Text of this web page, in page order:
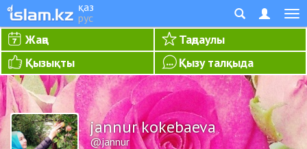
қаз
рус
Жаңа
Таңдаулы
Қызықты
Қызу талқыда
jannur kokebaeva
@jannur